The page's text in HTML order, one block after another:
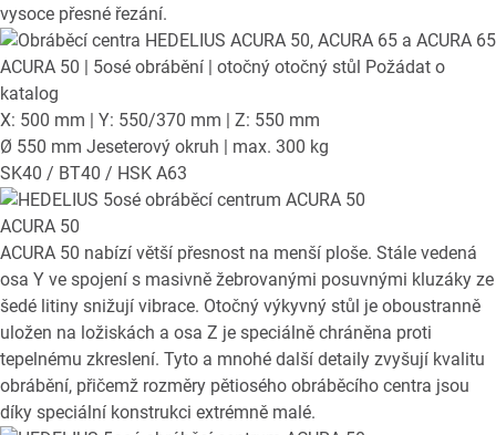
vysoce přesné řezání.
ACURA 50 | 5osé obrábění | otočný otočný stůl Požádat o
katalog
X: 500 mm | Y: 550/370 mm | Z: 550 mm
Ø 550 mm Jeseterový okruh | max. 300 kg
SK40 / BT40 / HSK A63
ACURA 50
ACURA 50 nabízí větší přesnost na menší ploše. Stále vedená
osa Y ve spojení s masivně žebrovanými posuvnými kluzáky ze
šedé litiny snižují vibrace. Otočný výkyvný stůl je oboustranně
uložen na ložiskách a osa Z je speciálně chráněna proti
tepelnému zkreslení. Tyto a mnohé další detaily zvyšují kvalitu
obrábění, přičemž rozměry pětiosého obráběcího centra jsou
díky speciální konstrukci extrémně malé.